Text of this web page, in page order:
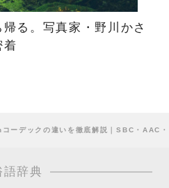
る。写真家・野川かさ
着
ーデックの違いを徹底解説｜SBC・AAC
辞典